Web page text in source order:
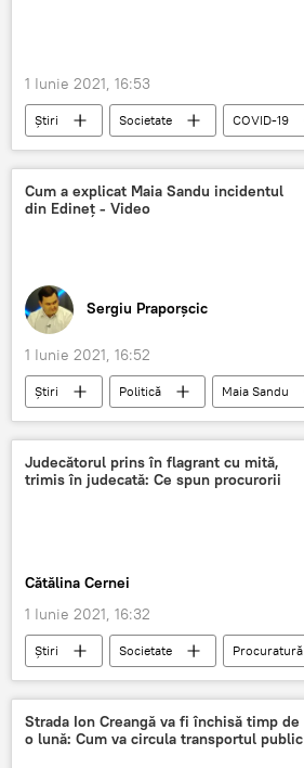
1 Iunie 2021, 16:53
Știri Societate
COVID-19
decese
cazuri Coronavirus
Cum a explicat Maia Sandu incidentul
din Edineț - Video
Sergiu Praporșcic
1 Iunie 2021, 16:52
Știri Politică
Maia Sandu
Edinet
Incident Huiduieli
Judecătorul prins în flagrant cu mită,
trimis în judecată: Ce spun procurorii
Cătălina Cernei
1 Iunie 2021, 16:32
Știri Societate
Procuratură
Judecător
mită
Strada Ion Creangă va fi închisă timp de
o lună: Cum va circula transportul public